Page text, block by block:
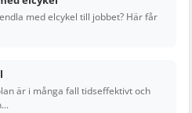
med elcykel till jobbet? Här får
är i många fall tidseffektivt och